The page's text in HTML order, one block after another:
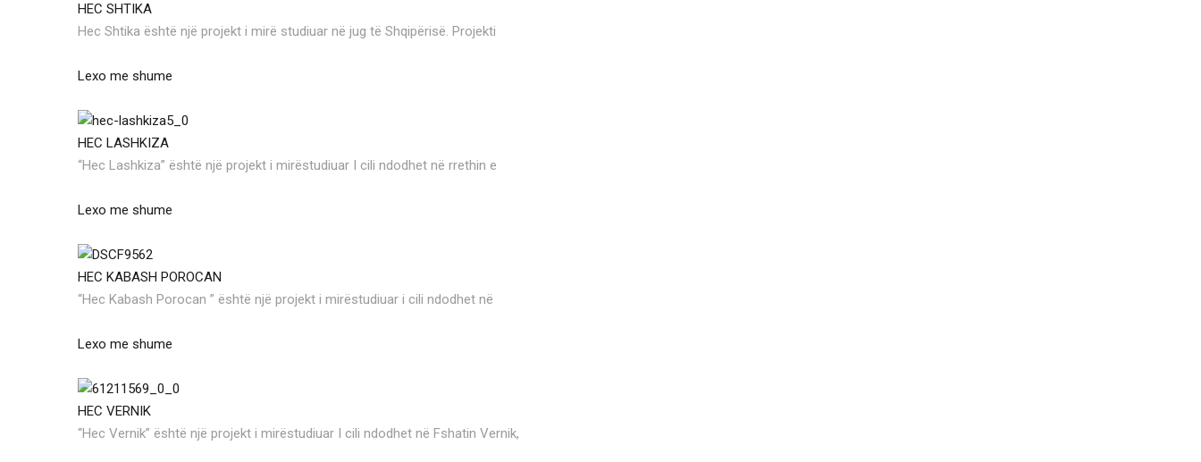
HEC SHTIKA
Hec Shtika është një projekt i mirë studiuar në jug të Shqipërisë. Projekti
Lexo me shume
HEC LASHKIZA
“Hec Lashkiza” është një projekt i mirëstudiuar I cili ndodhet në rrethin e
Lexo me shume
HEC KABASH POROCAN
“Hec Kabash Porocan ” është një projekt i mirëstudiuar i cili ndodhet në
Lexo me shume
HEC VERNIK
“Hec Vernik” është një projekt i mirëstudiuar I cili ndodhet në Fshatin Vernik,